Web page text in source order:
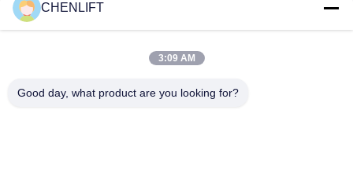
Chargeur à levier de table de levage de chargement à palette
de 1110 mm pour 2000 kg
Solution de levage solide et durable à ciseaux simples
CHENLIFT
3:09 AM
Good day, what product are you looking for?